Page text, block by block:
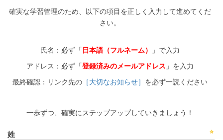
確実な学習管理のため、以下の項目を正しく入力して進めてくだ
さい。
氏名：必ず「 日本語（フルネーム）
」で入力
アドレス：必ず「登録済みのメールアドレス 」を入力
最終確認：リンク先の［大切なお知らせ］ を必ず一読ください
一歩ずつ、確実にステップアップしていきましょう！
姓